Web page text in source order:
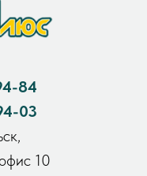
84
03
10